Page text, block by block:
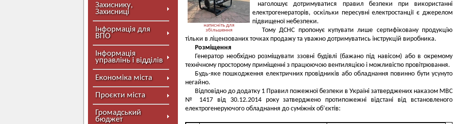
Захиснику,
Захисниці
Інформація для
ВПО
Інформація
управлінь і відділів
Економіка міста
Проєкти міста
Громадський
бюджет
натисніть для
збільшення
наголошує дотримуватися правил безпеки при використанні
електрогенераторів, оскільки пересувні електростанції є джерелом
підвищеної небезпеки.
Тому ДСНС пропонує купувати лише сертифіковану продукцію
тільки в ліцензованих точках продажу та уважно дотримуватись інструкцій виробника.
Розміщення
Генератор необхідно розміщувати ззовні будівлі (бажано під навісом) або в окремому
технічному просторому приміщенні з працюючою вентиляцією і можливістю провітрювання.
Будь-яке пошкодження електричних провідників або обладнання повинно бути усунуто
негайно.
Відповідно до додатку 1 Правил пожежної безпеки в Україні затверджених наказом МВС
№ 1417 від 30.12.2014 року затверджено протипожежні відстані від встановленого
електрогенеруючого обладнання до суміжніх об’єктів: